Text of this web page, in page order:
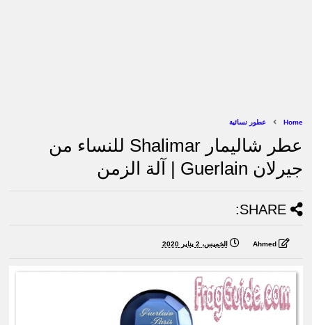
Home عطور نسائية
عطر شاليمار Shalimar للنساء من
جيرلان Guerlain | آلة الزمن
SHARE:
Ahmed الخميس، 2 يناير 2020